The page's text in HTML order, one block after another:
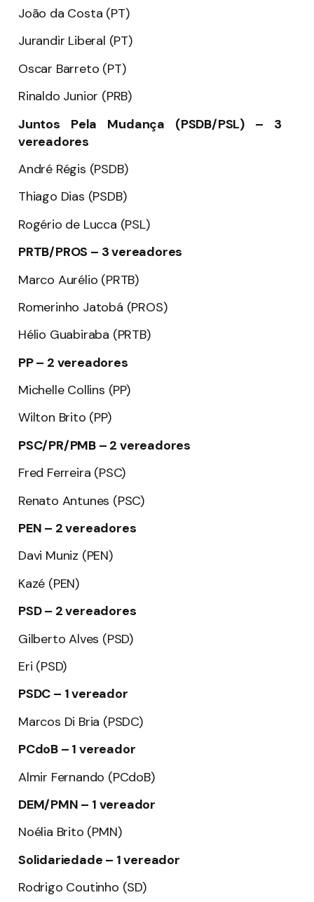
João da Costa (PT)
Jurandir Liberal (PT)
Oscar Barreto (PT)
Rinaldo Junior (PRB)
Juntos Pela Mudança (PSDB/PSL) – 3
vereadores
André Régis (PSDB)
Thiago Dias (PSDB)
Rogério de Lucca (PSL)
PRTB/PROS – 3 vereadores
Marco Aurélio (PRTB)
Romerinho Jatobá (PROS)
Hélio Guabiraba (PRTB)
PP – 2 vereadores
Michelle Collins (PP)
Wilton Brito (PP)
PSC/PR/PMB – 2 vereadores
Fred Ferreira (PSC)
Renato Antunes (PSC)
PEN – 2 vereadores
Davi Muniz (PEN)
Kazé (PEN)
PSD – 2 vereadores
Gilberto Alves (PSD)
Eri (PSD)
PSDC – 1 vereador
Marcos Di Bria (PSDC)
PCdoB – 1 vereador
Almir Fernando (PCdoB)
DEM/PMN – 1 vereador
Noélia Brito (PMN)
Solidariedade – 1 vereador
Rodrigo Coutinho (SD)